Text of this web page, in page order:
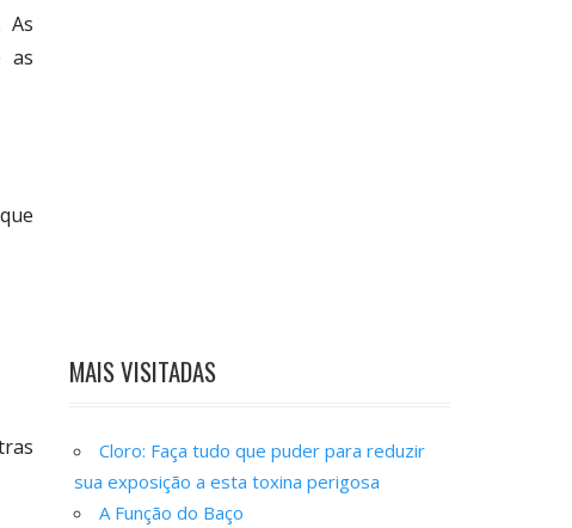
As
as
MAIS VISITADAS
Cloro: Faça tudo que puder para reduzir
sua exposição a esta toxina perigosa
A Função do Baço